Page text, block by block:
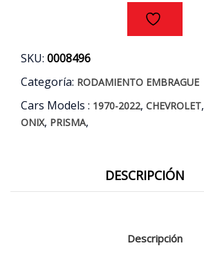
SKU: 0008496
Categoría: RODAMIENTO EMBRAGUE
Cars Models : 1970-2022, CHEVROLET,
ONIX, PRISMA,
DESCRIPCIÓN
Descripción